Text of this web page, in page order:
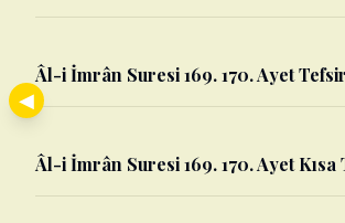
Âl-i İmrân Suresi 169. 170. Ayet
Âl-i İmrân Suresi 169. 170. Ayet Kısa
◀